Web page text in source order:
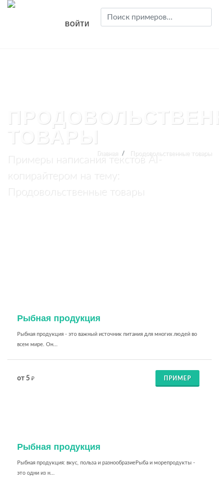
ВОЙТИ
ТОВАРЫ
Примеры написания текстов AI-
копирайтером на тему:
Продовольственные товары
Главная Продовольственные товары
Рыбная продукция
Рыбная продукция - это важный источник питания для многих людей во
всем мире. Он...
от 5 ₽ ПРИМЕР
Рыбная продукция
Рыбная продукция: вкус, польза и разнообразиеРыба и морепродукты -
это одни из н...